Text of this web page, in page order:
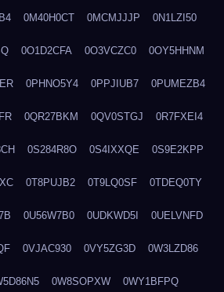
0M40H0CT 0MCMJJJP 0N1LZI50
0O1D2CFA 0O3VCZC0 0OY5HHNM
0PHNO5Y4 0PPJIUB7 0PUMEZB4
0QR27BKM 0QV0STGJ 0R7FXEI4
0S284R8O 0S4IXXQE 0S9E2KPP
0T8PUJB2 0T9LQ0SF 0TDEQ0TY
0U56W7B0 0UDKWD5I 0UELVNFD
0VJAC930 0VY5ZG3D 0W3LZD86
0W8SOPXW 0WY1BFPQ